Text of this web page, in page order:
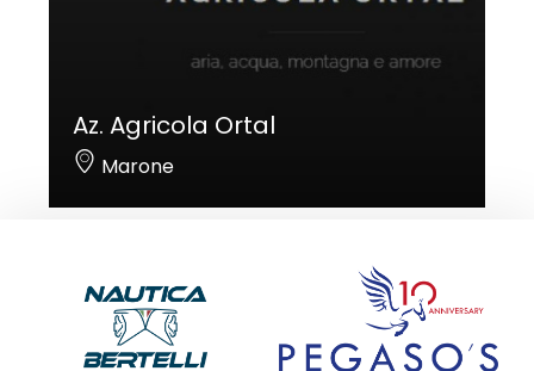
Az. Agricola Ortal
Marone